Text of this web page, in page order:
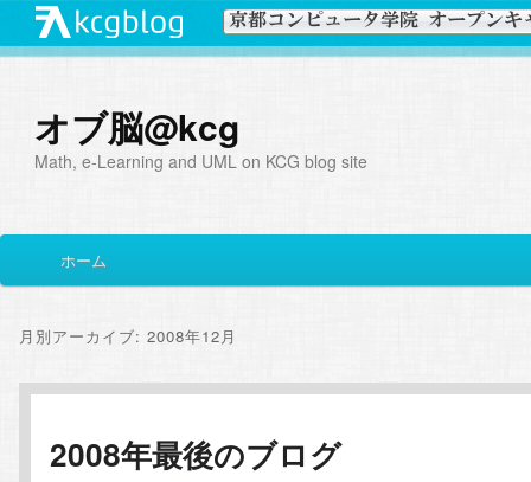
オブ脳@kcg
Math, e-Learning and UML on KCG blog site
イ
メ
ン
サ
コ
ホーム
月別アーカイブ:2008年12月
2008年最後のブログ